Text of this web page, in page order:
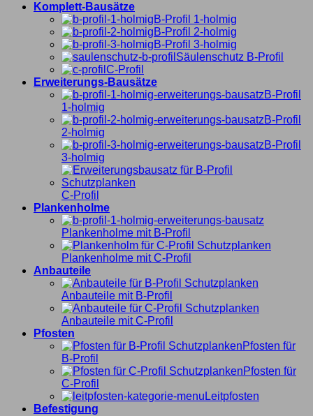
Komplett-Bausätze
B-Profil 1-holmig
B-Profil 2-holmig
B-Profil 3-holmig
Säulenschutz B-Profil
C-Profil
Erweiterungs-Bausätze
B-Profil
1-holmig
B-Profil
2-holmig
B-Profil
3-holmig
C-Profil
Plankenholme
Plankenholme mit B-Profil
Plankenholme mit C-Profil
Anbauteile
Anbauteile mit B-Profil
Anbauteile mit C-Profil
Pfosten
Pfosten für
B-Profil
Pfosten für
C-Profil
Leitpfosten
Befestigung